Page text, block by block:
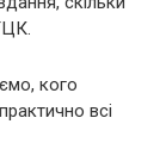
кого
всі